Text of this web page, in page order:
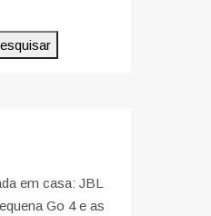
em casa: JBL
Go 4 e as